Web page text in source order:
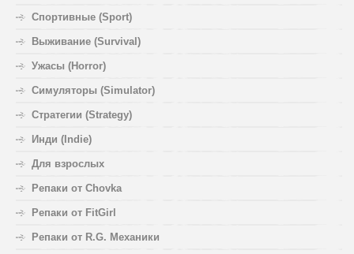
Спортивные (Sport)
Выживание (Survival)
Ужасы (Horror)
Симуляторы (Simulator)
Стратегии (Strategy)
Инди (Indie)
Для взрослых
Репаки от Chovka
Репаки от FitGirl
Репаки от R.G. Механики